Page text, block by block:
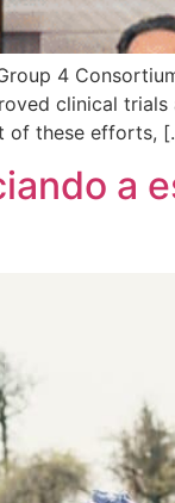
4
clinical
of these efforts,
a